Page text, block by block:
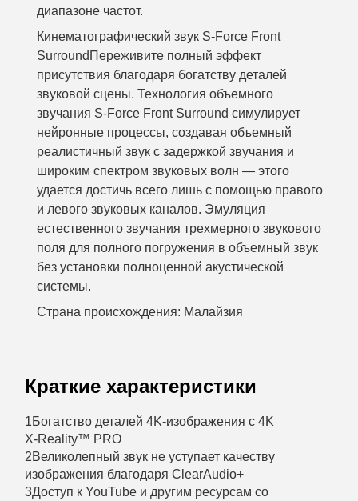
диапазоне частот.
Кинематографический звук S-Force Front
Surround Переживите полный эффект
присутствия благодаря богатству деталей
звуковой сцены. Технология объемного
звучания S-Force Front Surround симулирует
нейронные процессы, создавая объемный
реалистичный звук с задержкой звучания и
широким спектром звуковых волн — этого
удается достичь всего лишь с помощью правого
и левого звуковых каналов. Эмуляция
естественного звучания трехмерного звукового
поля для полного погружения в объемный звук
без установки полноценной акустической
системы.
Страна происхождения: Малайзия
Краткие характеристики
1Богатство деталей 4K-изображения с 4K
X‑Reality™ PRO
2Великолепный звук не уступает качеству
изображения благодаря ClearAudio+
3Доступ к YouTube и другим ресурсам со